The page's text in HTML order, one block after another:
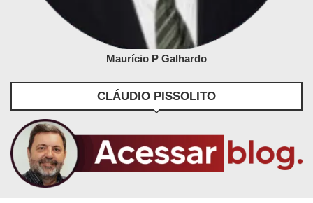
Maurício P Galhardo
CLÁUDIO PISSOLITO